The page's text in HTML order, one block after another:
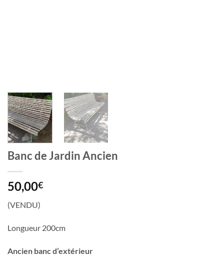
Banc de Jardin Ancien
50,00€
(VENDU)
Longueur 200cm
Ancien banc d’extérieur